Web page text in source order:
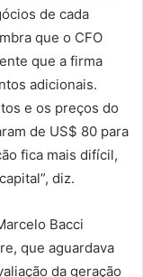
de cada
que o CFO
que a firma
adicionais.
e os preços do
de US$ 80 para
fica mais difícil,
diz.
Bacci
que aguardava
da geração